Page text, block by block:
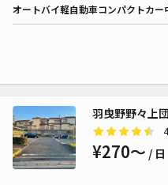
オートバイ軽自動車コンパクトカー
羽曳野野々上
¥270〜 / 日